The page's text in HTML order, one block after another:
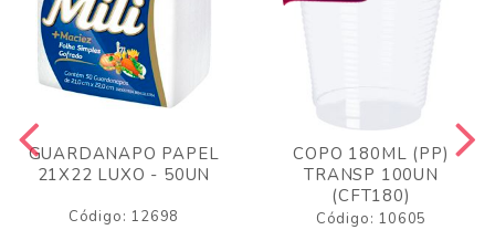
GUARDANAPO PAPEL
21X22 LUXO - 50UN
Código: 12698
COPO 180ML (PP)
TRANSP 100UN
(CFT180)
Código: 10605